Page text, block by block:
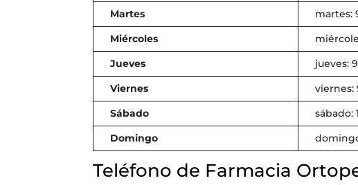
Martes
martes:
Miércoles
Jueves
jueves:
Viernes
viernes:
Sábado
sábado:
Domingo
Teléfono de Farmacia